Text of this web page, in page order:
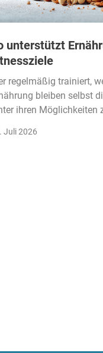
unterstützt
regelmäßig trainiert,
bleiben selbst
ihren Möglichkeiten
Juli 2026